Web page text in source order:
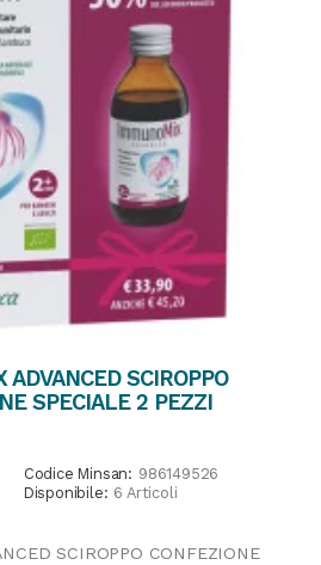
SCIROPPO
SPECIALE 2 PEZZI
Codice Minsan: 986149526
Disponibile: 6 Articoli
SCIROPPO CONFEZIONE